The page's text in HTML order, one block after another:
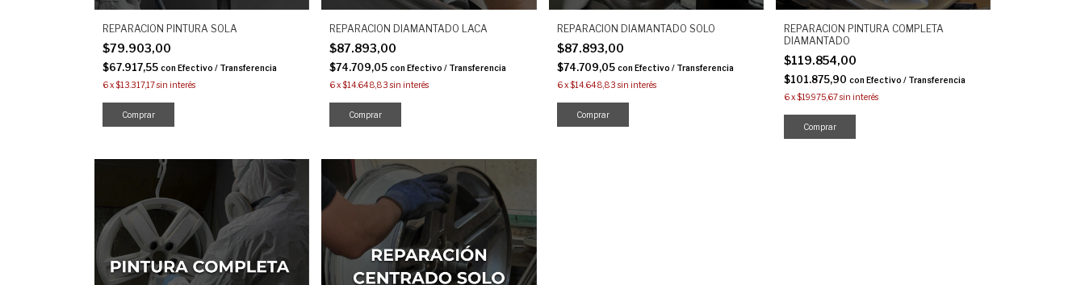
REPARACION PINTURA SOLA
$79.903,00
$67.917,55 con Efectivo / Transferencia
6x$13.317,17sin interés
Comprar
REPARACION DIAMANTADO LACA
$87.893,00
$74.709,05con Efectivo / Transferencia
6x$14.648,83 sin interés
Comprar
REPARACION DIAMANTADO SOLO
$87.893,00
$74.709,05 con Efectivo / Transferencia
6 x$14.648,83 sin interés
Comprar
REPARACION PINTURA COMPLETA
DIAMANTADO
$119.854,00
$101.875,90 con Efectivo / Transferencia
6x$19.975,67sin interés
Comprar